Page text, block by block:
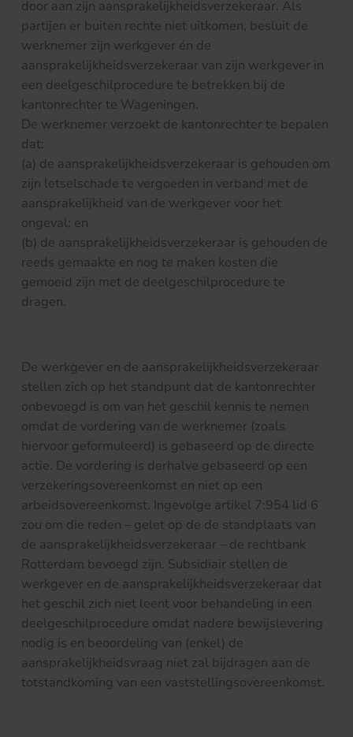
door aan zijn aansprakelijkheidsverzekeraar. Als
partijen er buiten rechte niet uitkomen, besluit de
werknemer zijn werkgever én de
aansprakelijkheidsverzekeraar van zijn werkgever in
een deelgeschilprocedure te betrekken bij de
kantonrechter te Wageningen.
De werknemer verzoekt de kantonrechter te bepalen
dat:
(a) de aansprakelijkheidsverzekeraar is gehouden om
zijn letselschade te vergoeden in verband met de
aansprakelijkheid van de werkgever voor het
ongeval; en
(b) de aansprakelijkheidsverzekeraar is gehouden de
reeds gemaakte en nog te maken kosten die
gemoeid zijn met de deelgeschilprocedure te
dragen.
De werkgever en de aansprakelijkheidsverzekeraar
stellen zich op het standpunt dat de kantonrechter
onbevoegd is om van het geschil kennis te nemen
omdat de vordering van de werknemer (zoals
hiervoor geformuleerd) is gebaseerd op de directe
actie. De vordering is derhalve gebaseerd op een
verzekeringsovereenkomst en niet op een
arbeidsovereenkomst. Ingevolge artikel 7:954 lid 6
zou om die reden – gelet op de de standplaats van
de aansprakelijkheidsverzekeraar – de rechtbank
Rotterdam bevoegd zijn. Subsidiair stellen de
werkgever en de aansprakelijkheidsverzekeraar dat
het geschil zich niet leent voor behandeling in een
deelgeschilprocedure omdat nadere bewijslevering
nodig is en beoordeling van (enkel) de
aansprakelijkheidsvraag niet zal bijdragen aan de
totstandkoming van een vaststellingsovereenkomst.